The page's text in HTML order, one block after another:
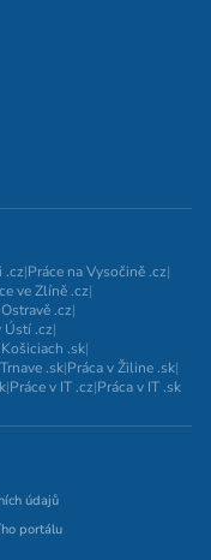
.cz|Práce na Vysočině .cz|
ve Zlíně .cz|
.cz|
Ústí .cz|
.sk|
.sk|Práca v Žiline .sk|
|Práce v IT .cz|Práca v IT .sk
údajů
portálu